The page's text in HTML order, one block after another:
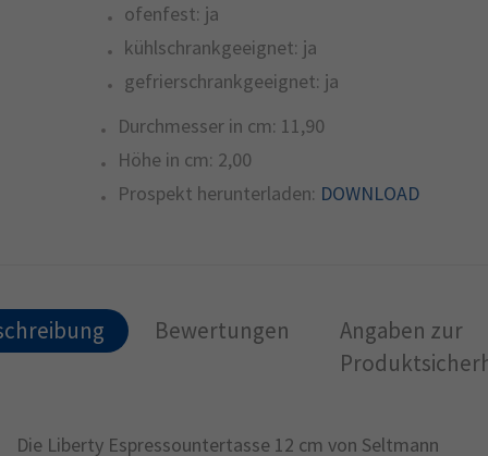
ofenfest: ja
kühlschrankgeeignet: ja
gefrierschrankgeeignet: ja
Durchmesser in cm: 11,90
Höhe in cm: 2,00
Prospekt herunterladen: DOWNLOAD
Bewertungen
Angaben zur
Die Liberty Espressountertasse 12 cm von Seltmann